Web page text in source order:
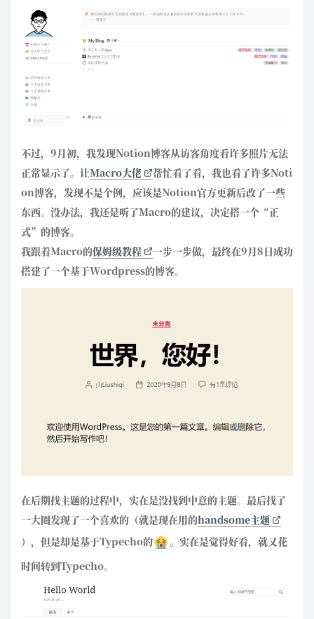
不过，9月初，我发现Notion博客从访客角度看许多照片无法
正常显示了。让Macro大佬
帮忙看了看，我也看了许多Noti
on博客，发现不是个例，应该是Notion官方更新后改了一些
东西。没办法，我还是听了Macro的建议，决定搭一个“正
式”的博客。
我跟着Macro的保姆级教程
一步一步做，最终在9月8日成功
搭建了一个基于Wordpress的博客。
在后期找主题的过程中，实在是没找到中意的主题。最后找了
一大圈发现了一个喜欢的（就是现在用的handsome主题
），但是却是基于Typecho的
。实在是觉得好看，就又花
时间转到Typecho。